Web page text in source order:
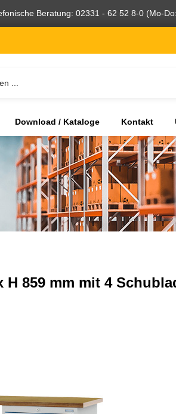
Beratung: 02331 - 62 52 8-0 (Mo-
Download / Kataloge Kontakt
859 mm mit 4